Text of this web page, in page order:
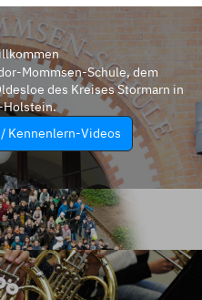
Mommsen-Schule, dem
des Kreises Stormarn in
Holstein.
Kennenlern-Videos